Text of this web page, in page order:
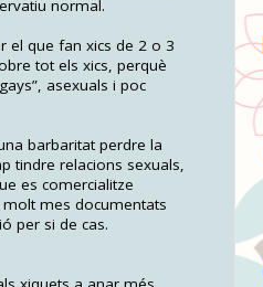
normal.
el que fan xics de 2 o 3
tot els xics, perquè
asexuals i poc
barbaritat perdre la
tindre relacions sexuals,
es comercialitze
mes documentats
per si de cas.